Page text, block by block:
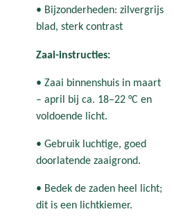
• Bijzonderheden: zilvergrijs
blad, sterk contrast
Zaai-instructies:
• Zaai binnenshuis in maart
– april bij ca. 18–22 °C en
voldoende licht.
• Gebruik luchtige, goed
doorlatende zaaigrond.
• Bedek de zaden heel licht;
dit is een lichtkiemer.